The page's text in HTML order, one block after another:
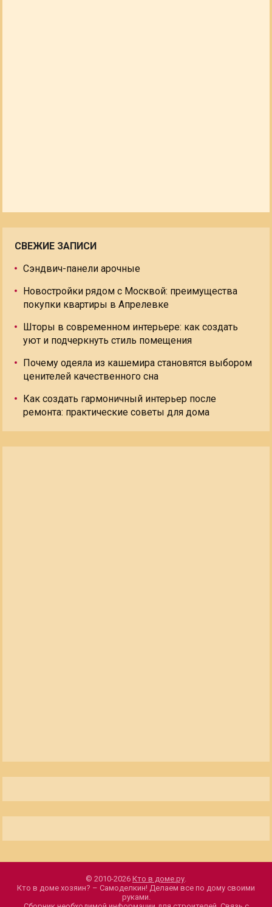
СВЕЖИЕ ЗАПИСИ
Сэндвич-панели арочные
Новостройки рядом с Москвой: преимущества
покупки квартиры в Апрелевке
Шторы в современном интерьере: как создать
уют и подчеркнуть стиль помещения
Почему одеяла из кашемира становятся выбором
ценителей качественного сна
Как создать гармоничный интерьер после
ремонта: практические советы для дома
© 2010-2026 Кто в доме.ру.
Кто в доме хозяин? – Самоделкин! Делаем все по дому своими
руками.